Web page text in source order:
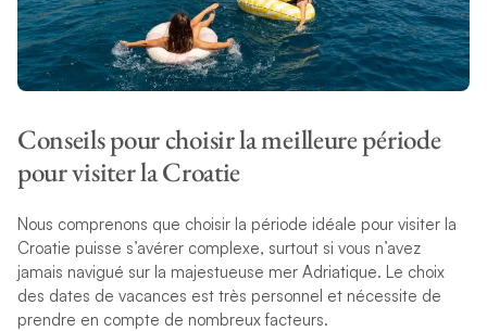
Conseils pour choisir la meilleure période
pour visiter la Croatie
Nous comprenons que choisir la période idéale pour visiter la
Croatie puisse s’avérer complexe, surtout si vous n’avez
jamais navigué sur la majestueuse mer Adriatique. Le choix
des dates de vacances est très personnel et nécessite de
prendre en compte de nombreux facteurs.